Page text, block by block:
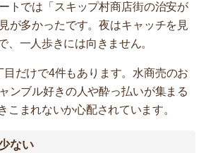
トでは「スキップ村商店街の治安が
が多かったです。夜はキャッチを見
、一人歩きには向きません。
だけで4件もあります。水商売のお
ンブル好きの人や酔っ払いが集まる
こまれないか心配されています。
ない